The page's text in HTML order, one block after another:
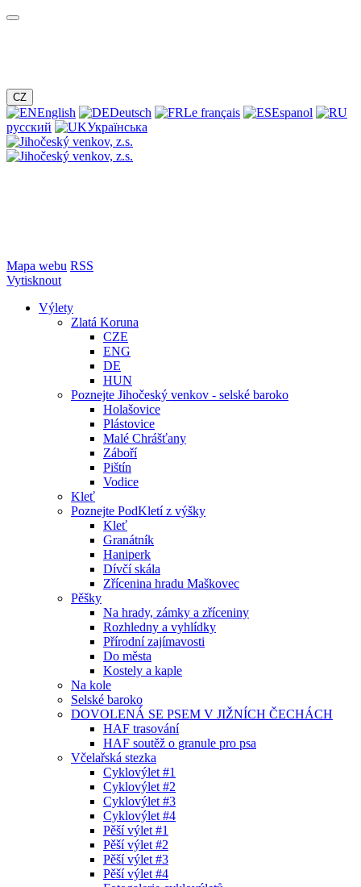
CZ
English Deutsch Le français
Espanol
русский
Українська
Mapa webu RSS
Vytisknout
Výlety
Zlatá Koruna
CZE
ENG
DE
HUN
Poznejte Jihočeský venkov - selské baroko
Holašovice
Plástovice
Malé Chrášťany
Záboří
Pištín
Vodice
Kleť
Poznejte PodKletí z výšky
Kleť
Granátník
Haniperk
Dívčí skála
Zřícenina hradu Maškovec
Pěšky
Na hrady, zámky a zříceniny
Rozhledny a vyhlídky
Přírodní zajímavosti
Do města
Kostely a kaple
Na kole
Selské baroko
DOVOLENÁ SE PSEM V JIŽNÍCH ČECHÁCH
HAF trasování
HAF soutěž o granule pro psa
Včelařská stezka
Cyklovýlet #1
Cyklovýlet #2
Cyklovýlet #3
Cyklovýlet #4
Pěší výlet #1
Pěší výlet #2
Pěší výlet #3
Pěší výlet #4